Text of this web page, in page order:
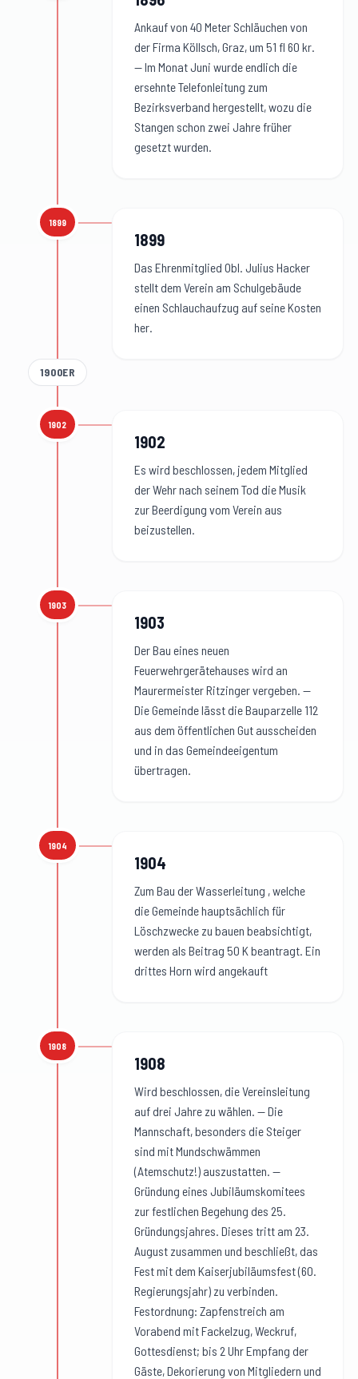
Ankauf von 40 Meter Schläuchen von
der Firma Köllsch, Graz, um 51 fl 60 kr.
— Im Monat Juni wurde endlich die
ersehnte Telefonleitung zum
Bezirksverband hergestellt, wozu die
Stangen schon zwei Jahre früher
gesetzt wurden.
1899
1899:
1899
Das Ehrenmitglied Obl. Julius Hacker
stellt dem Verein am Schulgebäude
einen Schlauchaufzug auf seine Kosten
her.
1900ER
1902
1902:
1902
Es wird beschlossen, jedem Mitglied
der Wehr nach seinem Tod die Musik
zur Beerdigung vom Verein aus
beizustellen.
1903
1903:
1903
Der Bau eines neuen
Feuerwehrgerätehauses wird an
Maurermeister Ritzinger vergeben. —
Die Gemeinde lässt die Bauparzelle 112
aus dem öffentlichen Gut ausscheiden
und in das Gemeindeeigentum
übertragen.
1904
1904:
1904
Zum Bau der Wasserleitung , welche
die Gemeinde hauptsächlich für
Löschzwecke zu bauen beabsichtigt,
werden als Beitrag 50 K beantragt. Ein
drittes Horn wird angekauft
1908
1908:
1908
Wird beschlossen, die Vereinsleitung
auf drei Jahre zu wählen. — Die
Mannschaft, besonders die Steiger
sind mit Mundschwämmen
(Atemschutz!) auszustatten. —
Gründung eines Jubiläumskomitees
zur festlichen Begehung des 25.
Gründungsjahres. Dieses tritt am 23.
August zusammen und beschließt, das
Fest mit dem Kaiserjubiläumsfest (60.
Regierungsjahr) zu verbinden.
Festordnung: Zapfenstreich am
Vorabend mit Fackelzug, Weckruf,
Gottesdienst; bis 2 Uhr Empfang der
Gäste, Dekorierung von Mitgliedern und